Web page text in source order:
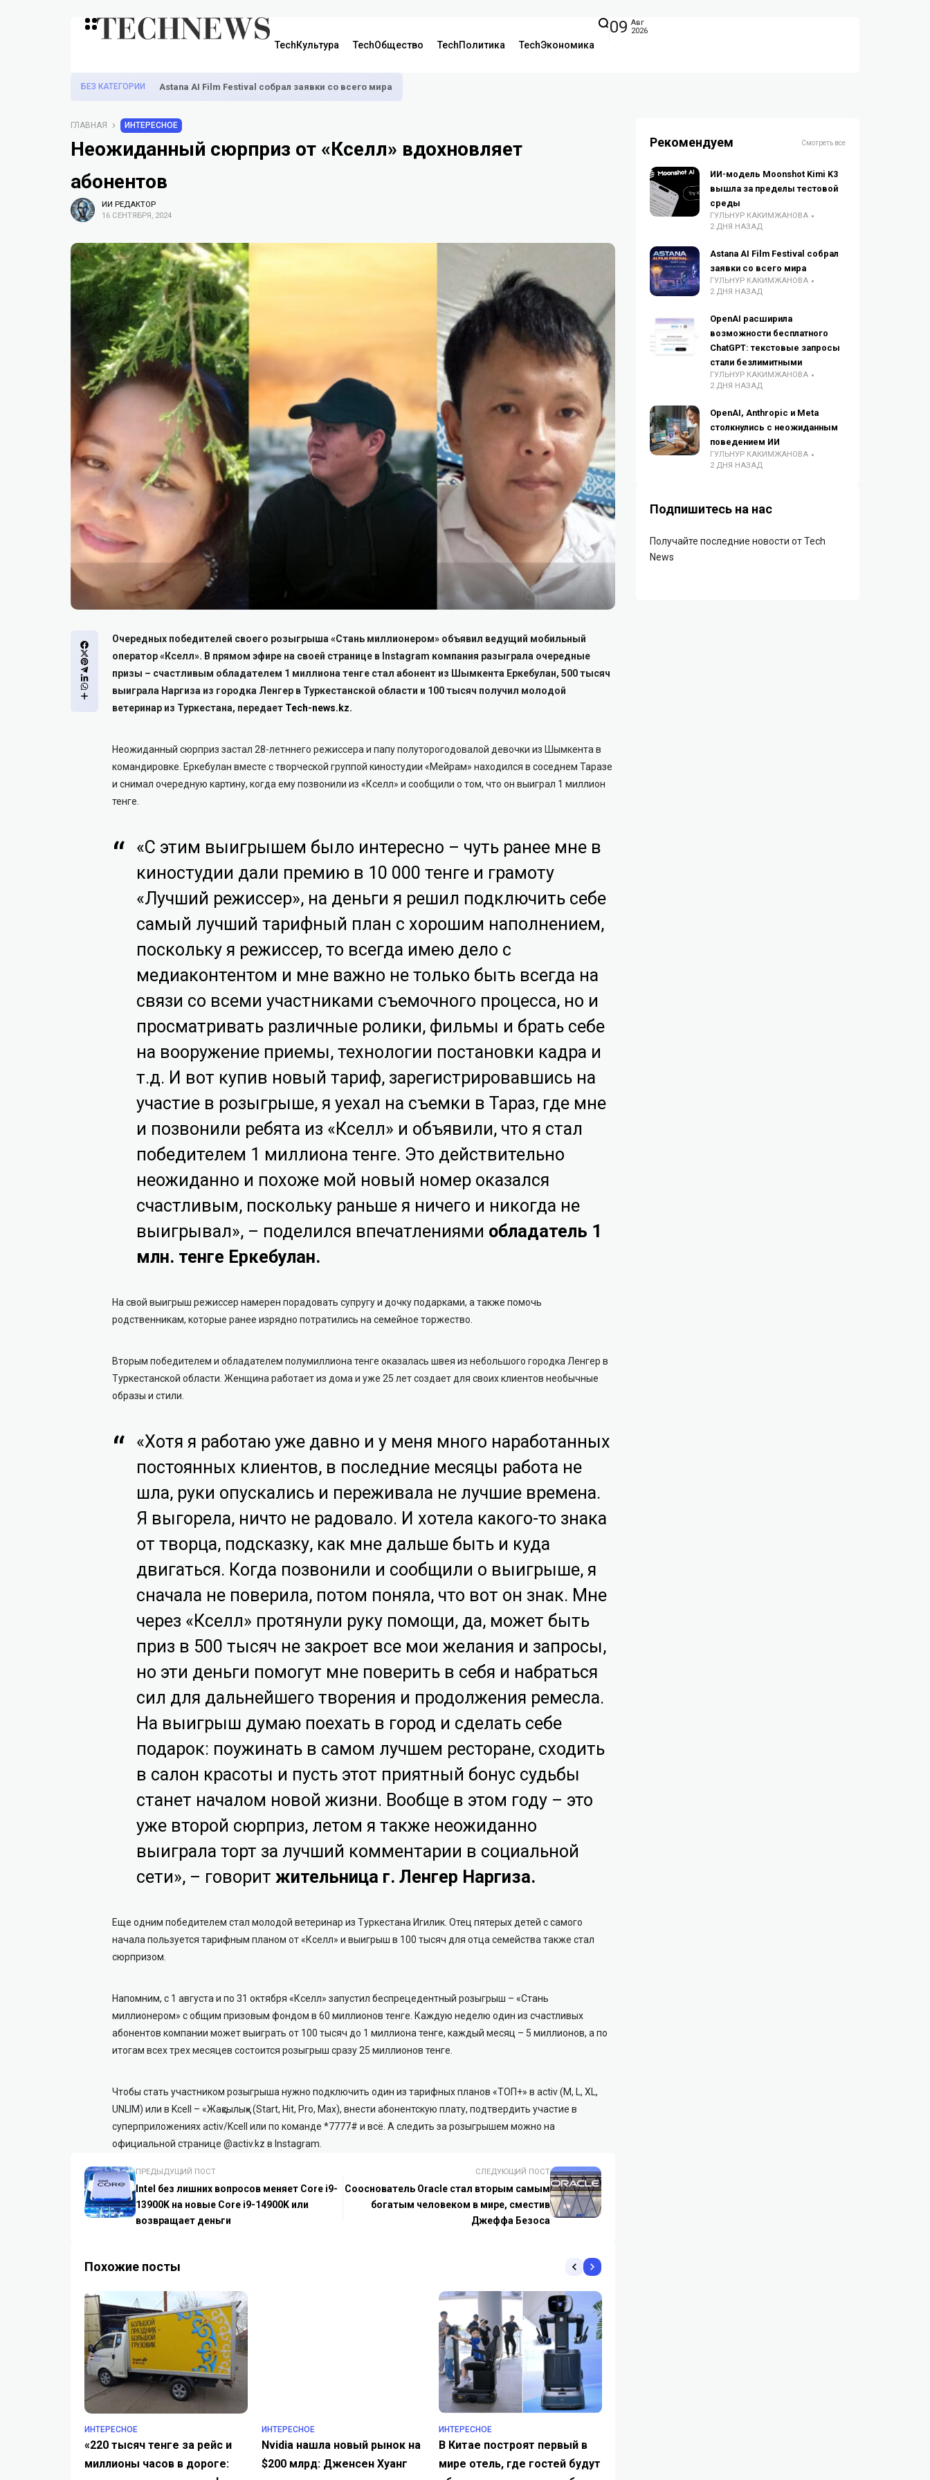
TechКультура TechОбщество TechПолитика TechЭкономика
09 Авг
2026
БЕЗ КАТЕГОРИИ Astana AI Film Festival собрал заявки со всего мира
ГЛАВНАЯ ИНТЕРЕСНОЕ
Неожиданный сюрприз от «Кселл» вдохновляет
абонентов
ИИ РЕДАКТОР
16 СЕНТЯБРЯ, 2024
Очередных победителей своего розыгрыша «Стань миллионером» объявил ведущий мобильный
оператор «Кселл». В прямом эфире на своей странице в Instagram компания разыграла очередные
призы – счастливым обладателем 1 миллиона тенге стал абонент из Шымкента Еркебулан, 500 тысяч
выиграла Наргиза из городка Ленгер в Туркестанской области и 100 тысяч получил молодой
ветеринар из Туркестана, передает Tech-news.kz.
Неожиданный сюрприз застал 28-летннего режиссера и папу полуторогодовалой девочки из Шымкента в
командировке. Еркебулан вместе с творческой группой киностудии «Мейрам» находился в соседнем Таразе
и снимал очередную картину, когда ему позвонили из «Кселл» и сообщили о том, что он выиграл 1 миллион
тенге.
«С этим выигрышем было интересно – чуть ранее мне в
киностудии дали премию в 10 000 тенге и грамоту
«Лучший режиссер», на деньги я решил подключить себе
самый лучший тарифный план с хорошим наполнением,
поскольку я режиссер, то всегда имею дело с
медиаконтентом и мне важно не только быть всегда на
связи со всеми участниками съемочного процесса, но и
просматривать различные ролики, фильмы и брать себе
на вооружение приемы, технологии постановки кадра и
т.д. И вот купив новый тариф, зарегистрировавшись на
участие в розыгрыше, я уехал на съемки в Тараз, где мне
и позвонили ребята из «Кселл» и объявили, что я стал
победителем 1 миллиона тенге. Это действительно
неожиданно и похоже мой новый номер оказался
счастливым, поскольку раньше я ничего и никогда не
выигрывал», – поделился впечатлениями обладатель 1
млн. тенге Еркебулан.
На свой выигрыш режиссер намерен порадовать супругу и дочку подарками, а также помочь
родственникам, которые ранее изрядно потратились на семейное торжество.
Вторым победителем и обладателем полумиллиона тенге оказалась швея из небольшого городка Ленгер в
Туркестанской области. Женщина работает из дома и уже 25 лет создает для своих клиентов необычные
образы и стили.
«Хотя я работаю уже давно и у меня много наработанных
постоянных клиентов, в последние месяцы работа не
шла, руки опускались и переживала не лучшие времена.
Я выгорела, ничто не радовало. И хотела какого-то знака
от творца, подсказку, как мне дальше быть и куда
двигаться. Когда позвонили и сообщили о выигрыше, я
сначала не поверила, потом поняла, что вот он знак. Мне
через «Кселл» протянули руку помощи, да, может быть
приз в 500 тысяч не закроет все мои желания и запросы,
но эти деньги помогут мне поверить в себя и набраться
сил для дальнейшего творения и продолжения ремесла.
На выигрыш думаю поехать в город и сделать себе
подарок: поужинать в самом лучшем ресторане, сходить
в салон красоты и пусть этот приятный бонус судьбы
станет началом новой жизни. Вообще в этом году – это
уже второй сюрприз, летом я также неожиданно
выиграла торт за лучший комментарии в социальной
сети», – говоритжительница г. Ленгер Наргиза.
Еще одним победителем стал молодой ветеринар из Туркестана Игилик. Отец пятерых детей с самого
начала пользуется тарифным планом от «Кселл» и выигрыш в 100 тысяч для отца семейства также стал
сюрпризом.
Напомним, с 1 августа и по 31 октября «Кселл» запустил беспрецедентный розыгрыш – «Стань
миллионером» с общим призовым фондом в 60 миллионов тенге. Каждую неделю один из счастливых
абонентов компании может выиграть от 100 тысяч до 1 миллиона тенге, каждый месяц – 5 миллионов, а по
итогам всех трех месяцев состоится розыгрыш сразу 25 миллионов тенге.
Чтобы стать участником розыгрыша нужно подключить один из тарифных планов «ТОП+» в activ (M, L, XL,
UNLIM) или в Kcell – «Жақсылық» (Start, Hit, Pro, Max), внести абонентскую плату, подтвердить участие в
суперприложениях activ/Kcell или по команде *7777# и всё. А следить за розыгрышем можно на
официальной странице @activ.kz в Instagram.
ПРЕДЫДУЩИЙ ПОСТ
Intel без лишних вопросов меняет Core i9-
13900K на новые Core i9-14900K или
возвращает деньги
СЛЕДУЮЩИЙ ПОСТ
Сооснователь Oracle стал вторым самым
богатым человеком в мире, сместив
Джеффа Безоса
Похожие посты
ИНТЕРЕСНОЕ
«220 тысяч тенге за рейс и
миллионы часов в дороге:
ИНТЕРЕСНОЕ
Nvidia нашла новый рынок на
$200 млрд: Дженсен Хуанг
ИНТЕРЕСНОЕ
В Китае построят первый в
мире отель, где гостей будут
Рекомендуем Смотреть все
ИИ-модель Moonshot Kimi K3
вышла за пределы тестовой
среды
ГУЛЬНУР КАКИМЖАНОВА
2 ДНЯ НАЗАД
Astana AI Film Festival собрал
заявки со всего мира
ГУЛЬНУР КАКИМЖАНОВА
2 ДНЯ НАЗАД
OpenAI расширила
возможности бесплатного
ChatGPT: текстовые запросы
стали безлимитными
ГУЛЬНУР КАКИМЖАНОВА
2 ДНЯ НАЗАД
OpenAI, Anthropic и Meta
столкнулись с неожиданным
поведением ИИ
ГУЛЬНУР КАКИМЖАНОВА
2 ДНЯ НАЗАД
Подпишитесь на нас
Получайте последние новости от Tech
News